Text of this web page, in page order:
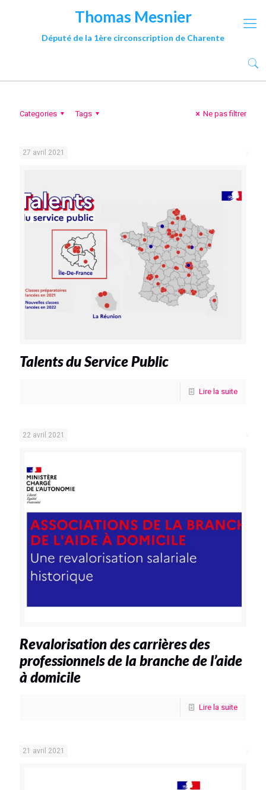
Thomas Mesnier
Député de la 1ère circonscription de Charente
Categories Tags Ne pas filtrer
27 avril 2021
Talents du Service Public
Lire la suite
22 avril 2021
Revalorisation des carrières des
professionnels de la branche de l’aide
à domicile
Lire la suite
21 avril 2021